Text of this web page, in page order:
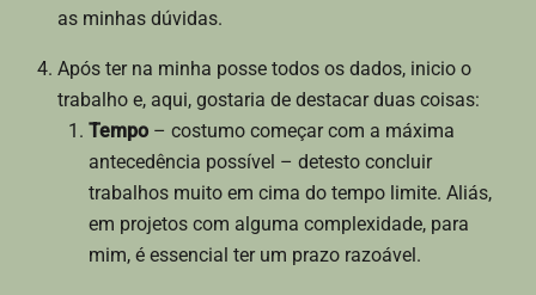
as minhas dúvidas.
Após ter na minha posse todos os dados, inicio o
trabalho e, aqui, gostaria de destacar duas coisas:
Tempo– costumo começar com a máxima
antecedência possível – detesto concluir
trabalhos muito em cima do tempo limite. Aliás,
em projetos com alguma complexidade, para
mim, é essencial ter um prazo razoável.